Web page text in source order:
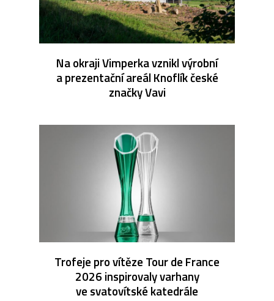
Na okraji Vimperka vznikl výrobní
a prezentační areál Knoflík české
značky Vavi
Trofeje pro vítěze Tour de France
2026 inspirovaly varhany
ve svatovítské katedrále